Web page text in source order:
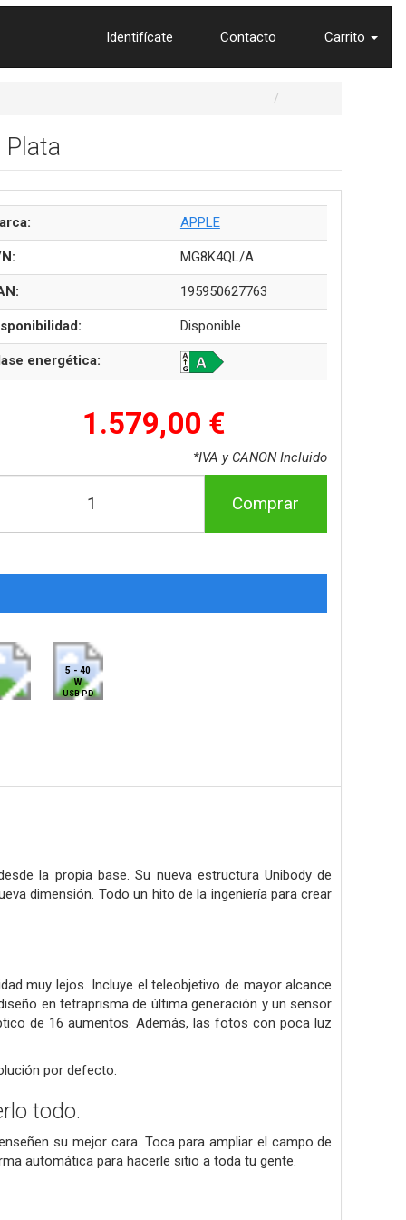
Identifícate Contacto Carrito
APPLE
MG8K4QL/A
195950627763
Disponible
energética:
1.579,00 €
*IVA y CANON Incluido
Comprar
5 - 40
W
USB PD
la propia base. Su nueva estructura Unibody de
dimensión. Todo un hito de la ingeniería para crear
muy lejos. Incluye el teleobjetivo de mayor alcance
en tetraprisma de última generación y un sensor
de 16 aumentos. Además, las fotos con poca luz
por defecto.
todo.
su mejor cara. Toca para ampliar el campo de
automática para hacerle sitio a toda tu gente.